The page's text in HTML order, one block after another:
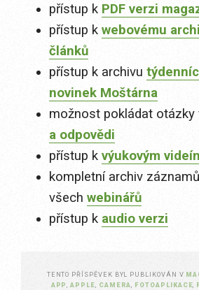
přístup k PDF verzi
přístup k webovému
článků
přístup k archivu
novinek Moštárna
možnost pokládat otázky
a odpovědi
přístup k výukovým
kompletní archiv záznamů
všech webinářů
přístup k audio verzi
TENTO PŘÍSPĚVEK BYL PUBLIKOVÁN V
APP
,APPLE CAMERA FOTOAPLIKACE